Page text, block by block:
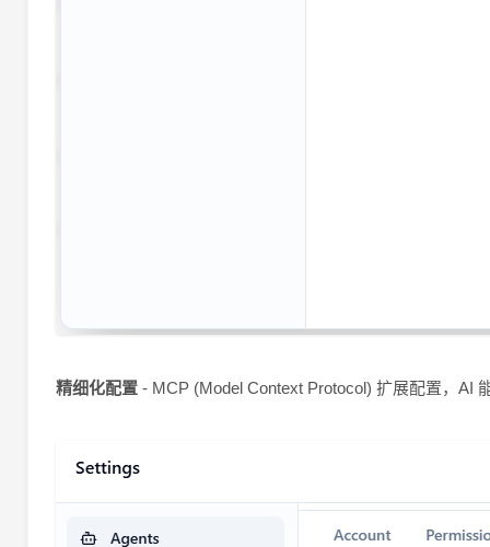
精细化配置 - MCP (Model Context Protocol) 扩展配置，AI